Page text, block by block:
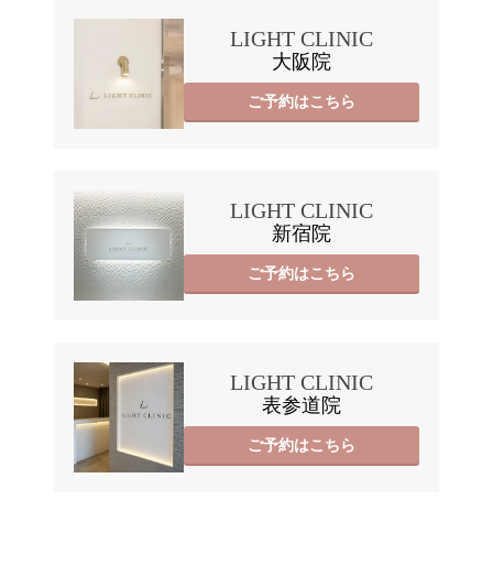
LIGHT CLINIC
大阪院
ご予約はこちら
LIGHT CLINIC
新宿院
ご予約はこちら
LIGHT CLINIC
表参道院
ご予約はこちら